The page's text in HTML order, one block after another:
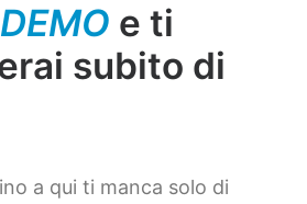
DEMO e ti
subito di
a qui ti manca solo di